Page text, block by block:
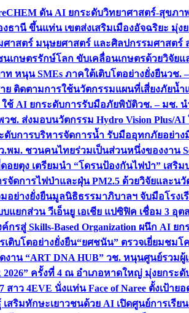
ดัน AI ยกระดับวิทยาศาสตร์-สุขภ
งธานี ขึ้นแท่น เขตส่งเสริมเมืองอัจฉริยะ มุ่
าสตร์ มนุษยศาสตร์ และศิลปกรรมศาสตร์
เกษตรรักษ์โลก ขับเคลื่อนเกษตรด้วยวิจัย
ท หนุน SMEs ภาคใต้เติบโตอย่างยั่งยืนวช.
ย ติดตามการใช้นวัตกรรมแผนที่เสี่ยงภัยน้
ช้ AI ยกระดับการรับมือภัยพิบัติวช. – มช. น
วช. ส่งมอบนวัตกรรม Hydro Vision Plus/
ดับการบริหารจัดการน้ำ รับมืออุทกภัยอย่า
.พม. ชวนคนไทยร่วมเป็นส่วนหนึ่งของงาน
อยตุง เตรียมนำ “โดรนป้องกันไฟป่า” เส
ดการไฟป่าและฝุ่น PM2.5 ด้วยวิจัยและนวั
อย่างยั่งยืนมูลนิธิธรรมาภิบาลฯ จับมือโรง
แยกส่วน วีเอ็นยู เอเชีย แปซิฟิค เชื่อม 3
ค์กรสู่ Skills-Based Organization ผนึก AI
เติบโตอย่างยั่งยืน“ยศชนัน” ตรวจเยี่ยมชม
ดงาน “ART DNA HUB” วช. หนุนศูนย์รว
2026” ครั้งที่ 4 ณ อำเภอหาดใหญ่ มุ่งยกร
สาว 4EVE นั่งแท่น Face of Naree ตั้งเป้าย
สริมทักษะเยาวชนด้วย AI เปิดศูนย์การเรี